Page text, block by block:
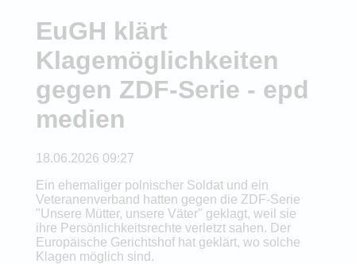
EuGH klärt
Klagemöglichkeiten
gegen ZDF-Serie - epd
medien
18.06.2026 09:27
Ein ehemaliger polnischer Soldat und ein
Veteranenverband hatten gegen die ZDF-Serie
"Unsere Mütter, unsere Väter" geklagt, weil sie
ihre Persönlichkeitsrechte verletzt sahen. Der
Europäische Gerichtshof hat geklärt, wo solche
Klagen möglich sind.